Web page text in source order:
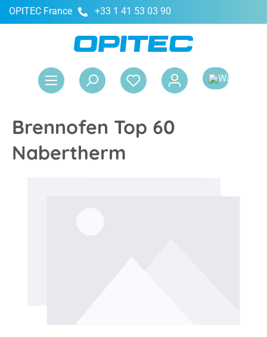
principal
OPITEC France +33 1 41 53 03 90
Brennofen Top 60
Nabertherm